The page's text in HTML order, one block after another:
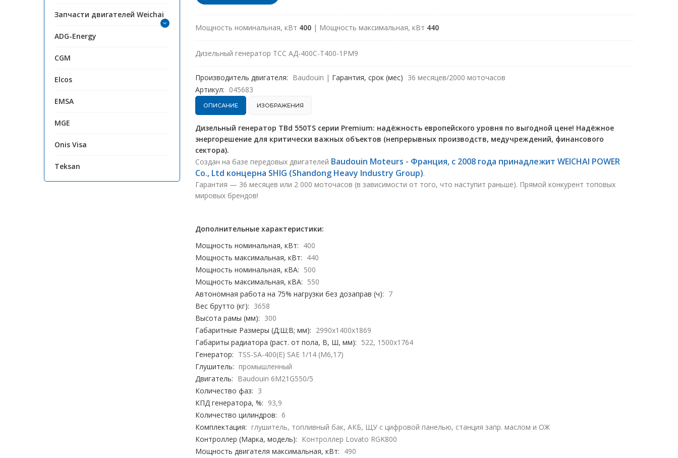
Мощность номинальная, кВт 400 | Мощность максимальная, кВт 440
Дизельный генератор ТСС АД-400С-Т400-1РМ9
Производитель двигателя: Baudouin | Гарантия, срок (мес) 36 месяцев/2000 моточасов
Артикул: 045683
ОПИСАНИЕ ИЗОБРАЖЕНИЯ
Дизельный генератор TBd 550TS серии Premium: надёжность европейского уровня по выгодной цене! Надёжное
энергорешение для критически важных объектов (непрерывных производств, медучреждений, финансового
сектора).
Создан на базе передовых двигателей Baudouin Moteurs - Франция, с 2008 года принадлежит WEICHAI POWER
Co., Ltd концерна SHIG (Shandong Heavy Industry Group).
Гарантия — 36 месяцев или 2 000 моточасов (в зависимости от того, что наступит раньше). Прямой конкурент топовых
мировых брендов!
Дополнительные характеристики:
Мощность номинальная, кВт: 400
Мощность максимальная, кВт: 440
Мощность номинальная, кВА: 500
Мощность максимальная, кВА: 550
Автономная работа на 75% нагрузки без дозаправ (ч): 7
Вес брутто (кг): 3658
Высота рамы (мм): 300
Габаритные Размеры (Д;Ш;В; мм): 2990x1400x1869
Габариты радиатора (раст. от пола, В, Ш, мм): 522, 1500х1764
Генератор: TSS-SA-400(E) SAE 1/14 (М6,17)
Глушитель: промышленный
Двигатель:
Baudouin 6M21G550/5
Количество фаз: 3
КПД генератора, %: 93,9
Количество цилиндров: 6
Комплектация: глушитель, топливный бак, АКБ, ЩУ с цифровой панелью, станция запр. маслом и ОЖ
Контроллер (Марка, модель):
Контроллер Lovato RGK800
Мощность двигателя максимальная, кВт: 490
Запчасти двигателей Weichai
ADG-Energy
CGM
Elcos
EMSA
MGE
Onis Visa
Teksan